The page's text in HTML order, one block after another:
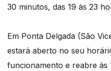
30 minutos, das 19 às 23
Em Ponta Delgada (São
estará aberto no seu
funcionamento e reabre